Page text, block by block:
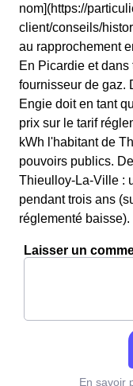
nom](https://
client/conseils/
au rapprochement
En Picardie et
fournisseur de gaz.
Engie doit en tant
prix sur le tarif
kWh l'habitant de
pouvoirs publics.
Thieulloy-La-Ville :
pendant trois ans
réglementé baisse).
Laisser un
En savoir